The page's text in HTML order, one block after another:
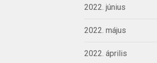
2022. június
2022. május
2022. április